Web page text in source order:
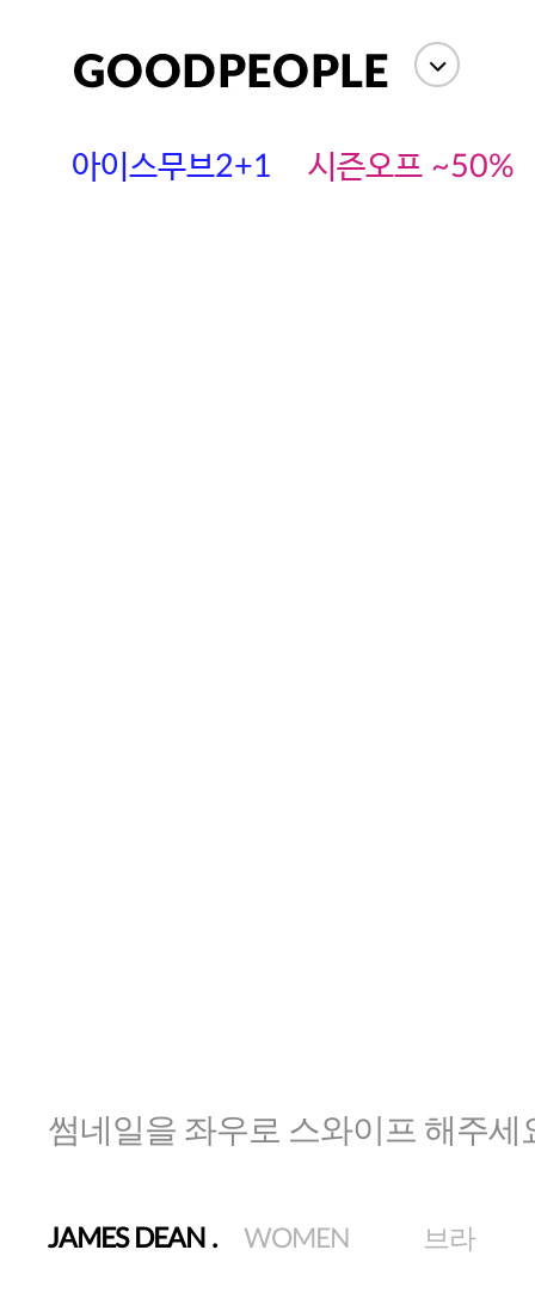
아이스무브2+1 시즌오프 ~50%
썸네일을 좌우로 스와이프 해주세
JAMES DEAN . WOMEN 브라